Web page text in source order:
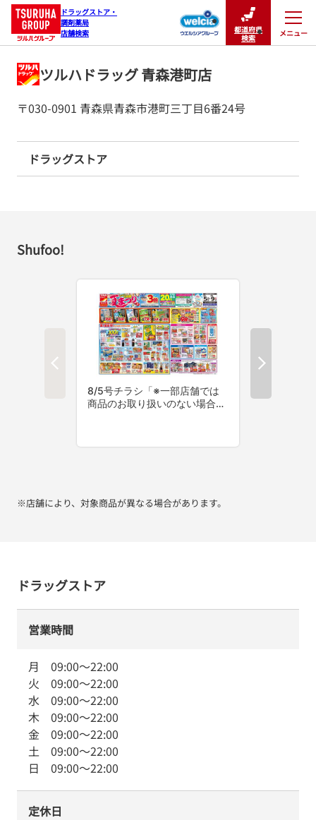
ドラッグストア・
調剤薬局
店舗検索
都道府県
検索
メニュー
閉じる
ツルハドラッグ 青森港町店
〒030-0901 青森県青森市港町三丁目6番24号
ドラッグストア
Shufoo!
※店舗により、対象商品が異なる場合があります。
ドラッグストア
営業時間
月 09:00～22:00
火 09:00～22:00
水 09:00～22:00
木 09:00～22:00
金 09:00～22:00
土 09:00～22:00
日 09:00～22:00
定休日